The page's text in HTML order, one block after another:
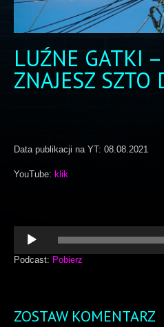
LOGOWANIE
LUŹNE GATKI
ZNAJESZ SZTO
Data publikacji na YT: 08.08.2021
YouTube: klik
Odtwarzacz
plików
dźwiękowych
Podcast: Pobierz
ZOSTAW KOMENTARZ